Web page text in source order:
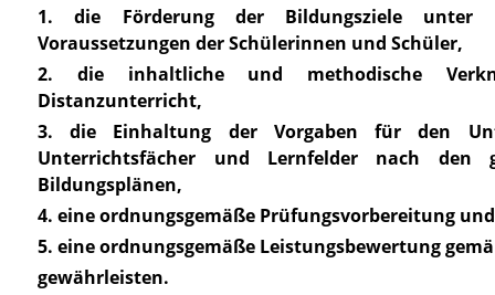
1. die Förderung der Bildungsziele unter
Voraussetzungen der Schülerinnen und Schüler,
2. die inhaltliche und methodische
Distanzunterricht,
3. die Einhaltung der Vorgaben für den
Unterrichtsfächer und Lernfelder nach den
Bildungsplänen,
4. eine ordnungsgemäße Prüfungsvorbereitung und
5. eine ordnungsgemäße Leistungsbewertung
gewährleisten.